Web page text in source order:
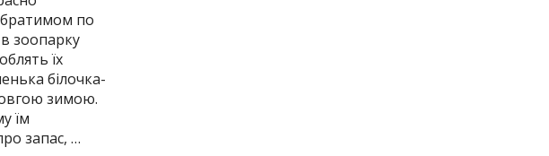
по
зоопарку
їх
білочка-
зимою.
їм
запас, …